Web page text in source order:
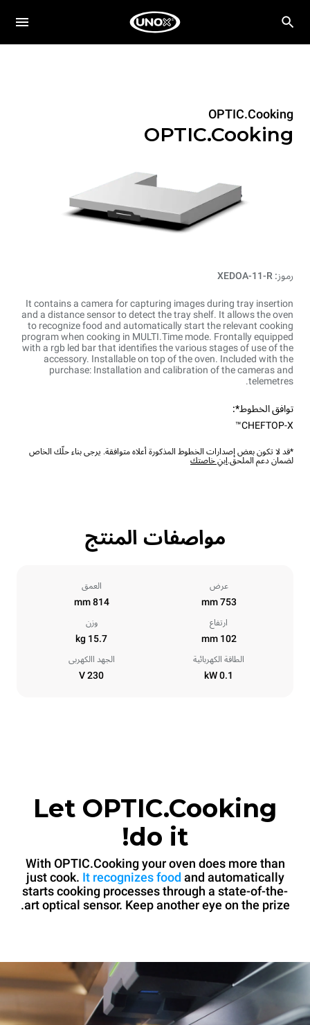
OPTIC.Cooking
OPTIC.Cooking
رموز: XEDOA-11-R
It contains a camera for capturing images during tray insertion
and a distance sensor to detect the tray shelf. It allows the oven
to recognize food and automatically start the relevant cooking
program when cooking in MULTI.Time mode. Frontally equipped
with a rgb led bar that identifies the various stages of use of the
accessory. Installable on top of the oven. Included with the
purchase: Installation and calibration of the cameras and
telemetres.
توافق الخطوط*:
CHEFTOP-X™
*قد لا تكون بعض إصدارات الخطوط المذكورة أعلاه متوافقة. يرجى بناء حلّك الخاص
لضمان دعم الملحق.ابنِ خاصتك
مواصفات المنتج
عرض
753 mm
العمق
814 mm
ارتفاع
102 mm
وزن
15.7 kg
الطاقة الكهربائية
0.1 kW
الجهد االكهربى
230 V
Let OPTIC.Cooking
do it!
With OPTIC.Cooking your oven does more than
just cook. It recognizes food and automatically
starts cooking processes through a state-of-the-
art optical sensor. Keep another eye on the prize.